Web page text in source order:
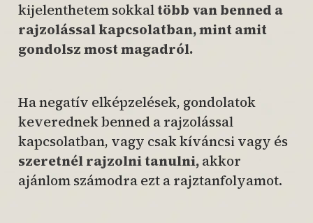
kijelenthetem sokkaltöbb van benned a
rajzolással kapcsolatban, mint amit
gondolsz most magadról.
Ha negatív elképzelések, gondolatok
keverednek benned a rajzolással
kapcsolatban, vagy csak kíváncsi vagy és
szeretnél rajzolni tanulni,akkor
ajánlom számodra ezt a rajztanfolyamot.